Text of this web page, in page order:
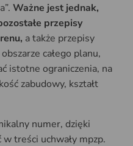
Ważne jest jednak,
przepisy
a także przepisy
całego planu,
istotne ograniczenia, na
zabudowy, kształt
numer, dzięki
treści uchwały mpzp.